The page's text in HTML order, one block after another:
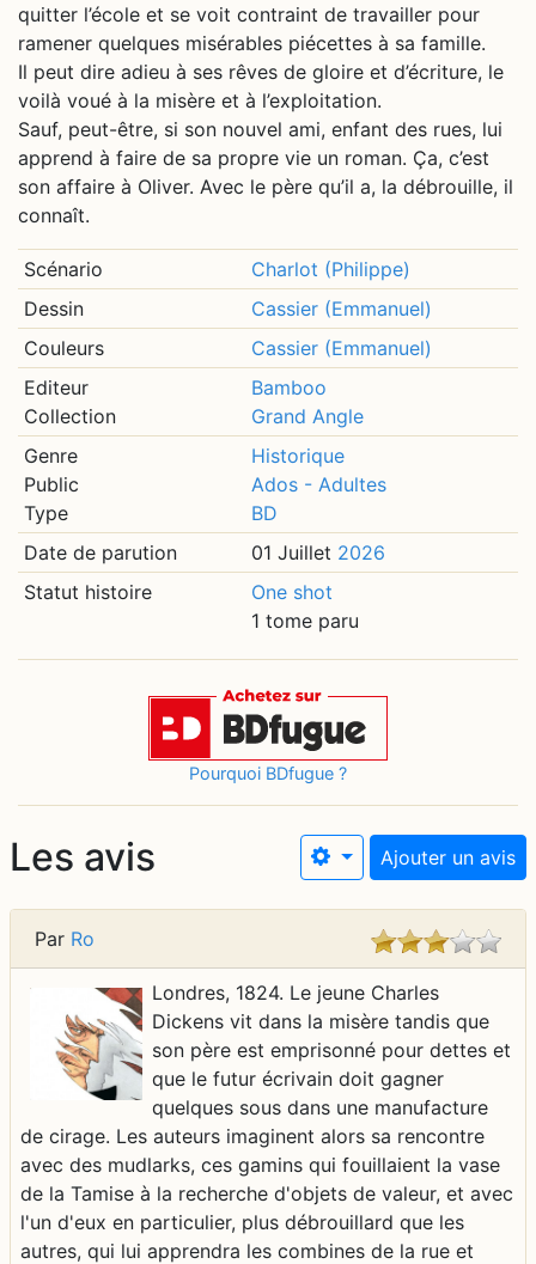
quitter l’école et se voit contraint de travailler pour
ramener quelques misérables piécettes à sa famille.
Il peut dire adieu à ses rêves de gloire et d’écriture, le
voilà voué à la misère et à l’exploitation.
Sauf, peut-être, si son nouvel ami, enfant des rues, lui
apprend à faire de sa propre vie un roman. Ça, c’est
son affaire à Oliver. Avec le père qu’il a, la débrouille, il
connaît.
Scénario
Charlot (Philippe)
Dessin
Cassier (Emmanuel)
Couleurs
Cassier (Emmanuel)
Editeur
Collection
Bamboo
Grand Angle
Genre
Public
Type
Historique
Ados - Adultes
BD
Date de parution
01 Juillet 2026
Statut histoire
One shot
1 tome paru
Pourquoi BDfugue ?
Les avis Ajouter un avis
Par Ro
Londres, 1824. Le jeune Charles
Dickens vit dans la misère tandis que
son père est emprisonné pour dettes et
que le futur écrivain doit gagner
quelques sous dans une manufacture
de cirage. Les auteurs imaginent alors sa rencontre
avec des mudlarks, ces gamins qui fouillaient la vase
de la Tamise à la recherche d'objets de valeur, et avec
l'un d'eux en particulier, plus débrouillard que les
autres, qui lui apprendra les combines de la rue et